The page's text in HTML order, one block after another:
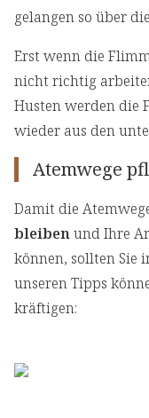
gelangen so über
Erst wenn die
nicht richtig
Husten werden die
wieder aus den
Atemwege
Damit die
bleibenund Ihre
können, sollten Sie
unseren Tipps
kräftigen: